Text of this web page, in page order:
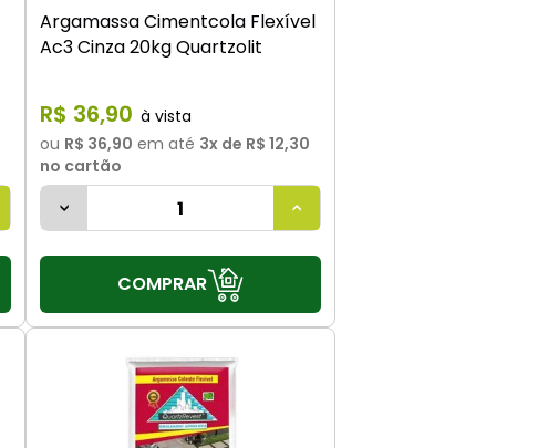
Argamassa Cimentcola Flexível
Ac3 Cinza 20kg Quartzolit
R$ 36,90
ou R$ 36,90 em até 3x de R$ 12,30
no cartão
COMPRAR